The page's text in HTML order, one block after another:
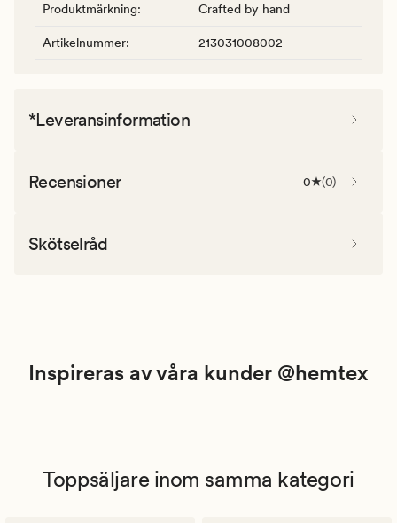
Produktmärkning: Crafted by hand
Artikelnummer: 213031008002
*Leveransinformation
Recensioner 0 (0)
Skötselråd
Inspireras av våra kunder @hemtex
Toppsäljare inom samma kategori